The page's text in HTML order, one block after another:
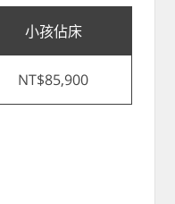
小孩佔床
NT$85,900